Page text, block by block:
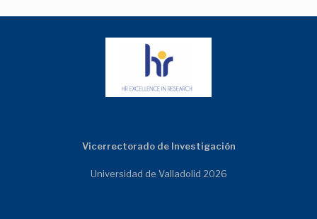
Vicerrectorado de Investigación
Universidad de Valladolid 2026